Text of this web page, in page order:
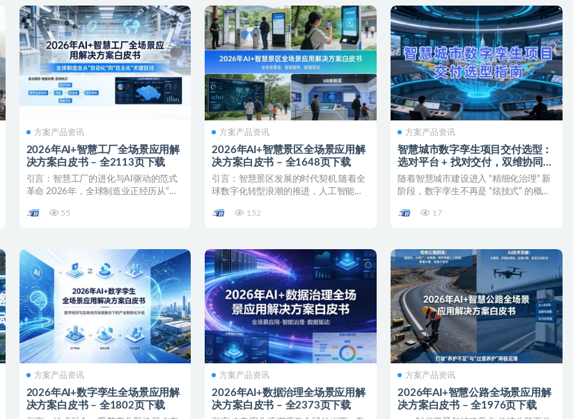
方案产品资讯
2026年AI+智慧工厂全场景应用解
决方案白皮书 – 全2113页下载
引言：智慧工厂的进化与AI驱动的范式
革命 2026年，全球制造业正经历从“自
55
方案产品资讯
2026年AI+智慧景区全场景应用解
决方案白皮书 – 全1648页下载
引言：智慧景区发展的时代契机 随着全
球数字化转型浪潮的推进，人工智能
152
方案产品资讯
智慧城市数字孪生项目交付选型：
选对平台 + 找对交付，双维协同破
局落地难题
随着智慧城市建设进入 “精细化治理” 新
阶段，数字孪生不再是 “炫技式” 的概念
17
方案产品资讯
2026年AI+数字孪生全场景应用解
决方案白皮书 – 全1802页下载
方案产品资讯
2026年AI+数据治理全场景应用解
决方案白皮书 – 全2373页下载
方案产品资讯
2026年AI+智慧公路全场景应用解
决方案白皮书 – 全1976页下载